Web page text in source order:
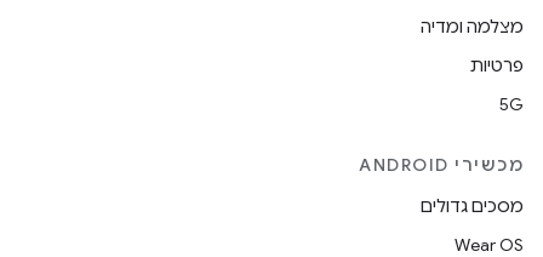
מצלמה ומדיה
פרטיות
5G
מכשירי ANDROID
מסכים גדולים
Wear OS